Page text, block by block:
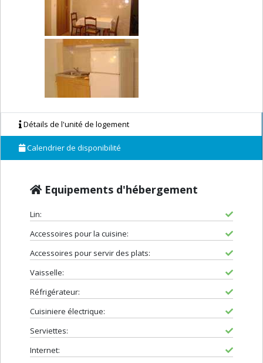
Détails de l'unité de logement
Calendrier de disponibilité
Equipements d'hébergement
Lin:
Accessoires pour la cuisine:
Accessoires pour servir des plats:
Vaisselle:
Réfrigérateur:
Cuisiniere électrique:
Serviettes:
Internet: